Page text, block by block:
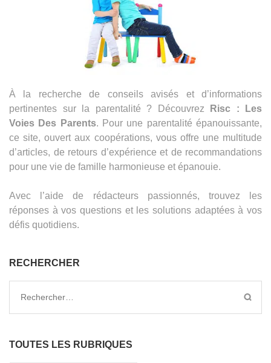
À la recherche de conseils avisés et d’informations
pertinentes sur la parentalité ? Découvrez
Risc : Les
Voies Des Parents. Pour une parentalité épanouissante,
ce site, ouvert aux coopérations, vous offre une multitude
d’articles, de retours d’expérience et de recommandations
pour une vie de famille harmonieuse et épanouie.
Avec l’aide de rédacteurs passionnés, trouvez les
réponses à vos questions et les solutions adaptées à vos
défis quotidiens.
RECHERCHER
Rechercher :
TOUTES LES RUBRIQUES